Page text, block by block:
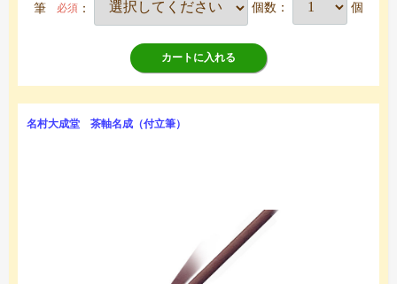
筆 必須 ： 個数： 個
カートに入れる
名村大成堂 茶軸名成（付立筆）